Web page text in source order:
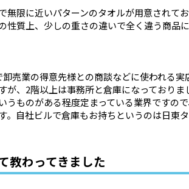
無限に近いパターンのタオルが用意されてお
性質上、少しの重さの違いで全く違う商品
売業の得意先様との商談などに使われる実
が、2階以上は事務所と倉庫になっておりま
うものがある程度定まっている業界ですの
。自社ビルで倉庫もお持ちというのは日東
教わってきました